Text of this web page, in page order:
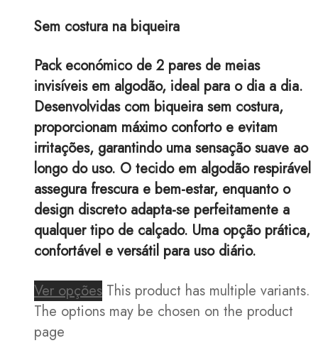
Sem costura na biqueira
Pack económico de 2 pares de meias
invisíveis em algodão, ideal para o dia a dia.
Desenvolvidas com biqueira sem costura,
proporcionam máximo conforto e evitam
irritações, garantindo uma sensação suave ao
longo do uso. O tecido em algodão respirável
assegura frescura e bem-estar, enquanto o
design discreto adapta-se perfeitamente a
qualquer tipo de calçado. Uma opção prática,
confortável e versátil para uso diário.
Ver opções This product has multiple variants.
The options may be chosen on the product
page